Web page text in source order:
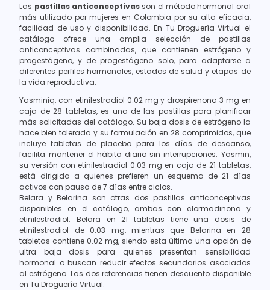
Las pastillas anticonceptivasson el método hormonal oral
más utilizado por mujeres en Colombia por su alta eficacia,
facilidad de uso y disponibilidad. En Tu Droguería Virtual el
catálogo ofrece una amplia selección de pastillas
anticonceptivas combinadas, que contienen estrógeno y
progestágeno, y de progestágeno solo, para adaptarse a
diferentes perfiles hormonales, estados de salud y etapas de
la vida reproductiva.
Yasminiq, con etinilestradiol 0.02 mg y drospirenona 3 mg en
caja de 28 tabletas, es una de las pastillas para planificar
más solicitadas del catálogo. Su baja dosis de estrógeno la
hace bien tolerada y su formulación en 28 comprimidos, que
incluye tabletas de placebo para los días de descanso,
facilita mantener el hábito diario sin interrupciones. Yasmin,
su versión con etinilestradiol 0.03 mg en caja de 21 tabletas,
está dirigida a quienes prefieren un esquema de 21 días
activos con pausa de 7 días entre ciclos.
Belara y Belarina son otras dos pastillas anticonceptivas
disponibles en el catálogo, ambas con clormadinona y
etinilestradiol. Belara en 21 tabletas tiene una dosis de
etinilestradiol de 0.03 mg, mientras que Belarina en 28
tabletas contiene 0.02 mg, siendo esta última una opción de
ultra baja dosis para quienes presentan sensibilidad
hormonal o buscan reducir efectos secundarios asociados
al estrógeno. Las dos referencias tienen descuento disponible
en Tu Droguería Virtual.